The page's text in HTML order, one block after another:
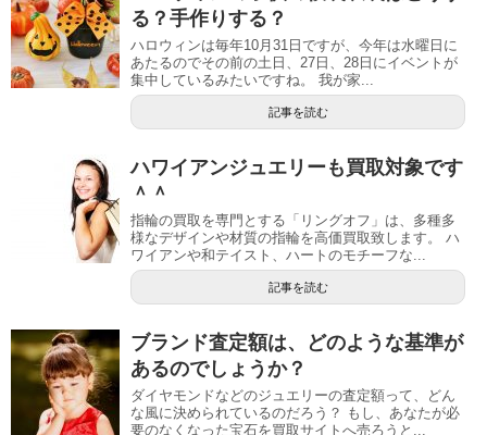
る？手作りする？
ハロウィンは毎年10月31日ですが、今年は水曜日に
あたるのでその前の土日、27日、28日にイベントが
集中しているみたいですね。 我が家...
記事を読む
ハワイアンジュエリーも買取対象です
＾＾
指輪の買取を専門とする「リングオフ」は、多種多
様なデザインや材質の指輪を高価買取致します。 ハ
ワイアンや和テイスト、ハートのモチーフな...
記事を読む
ブランド査定額は、どのような基準が
あるのでしょうか？
ダイヤモンドなどのジュエリーの査定額って、どん
な風に決められているのだろう？ もし、あなたが必
要のなくなった宝石を買取サイトへ売ろうと...